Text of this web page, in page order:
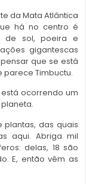
da Mata Atlântica
há no centro é
de sol, poeira e
gigantescas
que se está
parece Timbuctu.
ocorrendo um
plantas, das quais
aqui. Abriga mil
delas, 18 são
E, então vêm as